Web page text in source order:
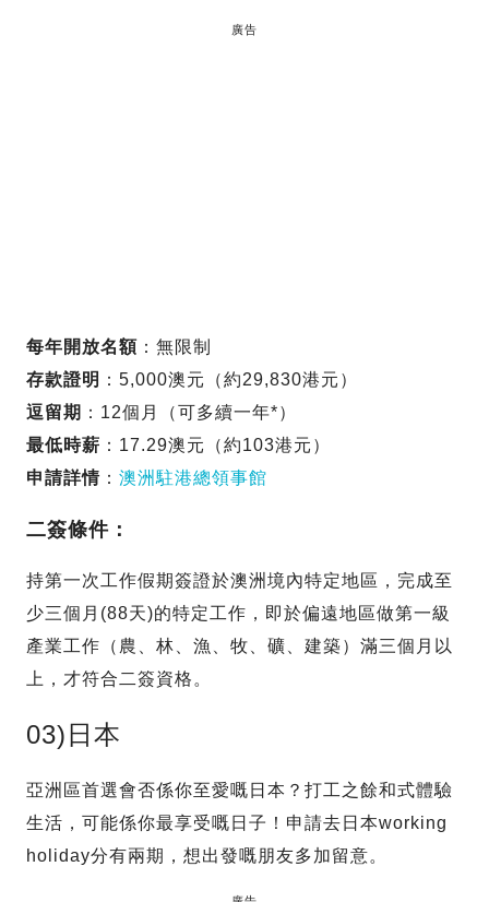
廣告
每年開放名額 ：無限制
存款證明 ：5,000澳元（約29,830港元）
逗留期 ：12個月（可多續一年*）
最低時薪 ：17.29澳元（約103港元）
申請詳情 ： 澳洲駐港總領事館
二簽條件：
持第一次工作假期簽證於澳洲境內特定地區，完成至
少三個月(88天)的特定工作，即於偏遠地區做第一級
產業工作（農、林、漁、牧、礦、建築）滿三個月以
上，才符合二簽資格。
03)日本
亞洲區首選會否係你至愛嘅日本？打工之餘和式體驗
生活，可能係你最享受嘅日子！申請去日本working
holiday分有兩期，想出發嘅朋友多加留意。